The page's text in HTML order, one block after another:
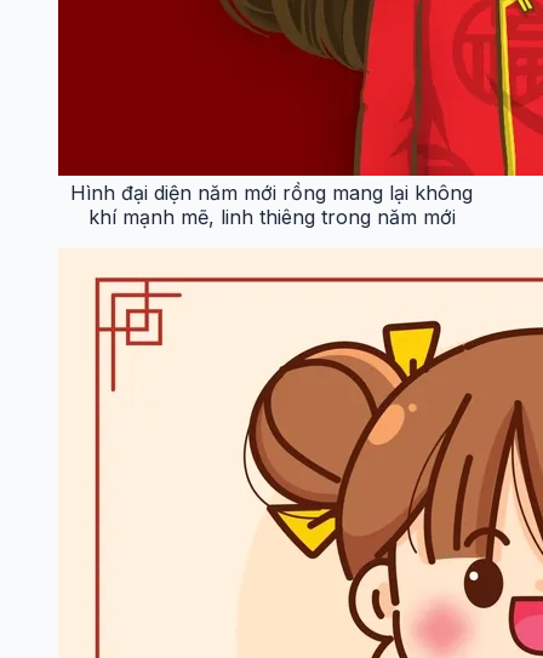
Hình đại diện năm mới rồng mang lại không
khí mạnh mẽ, linh thiêng trong năm mới